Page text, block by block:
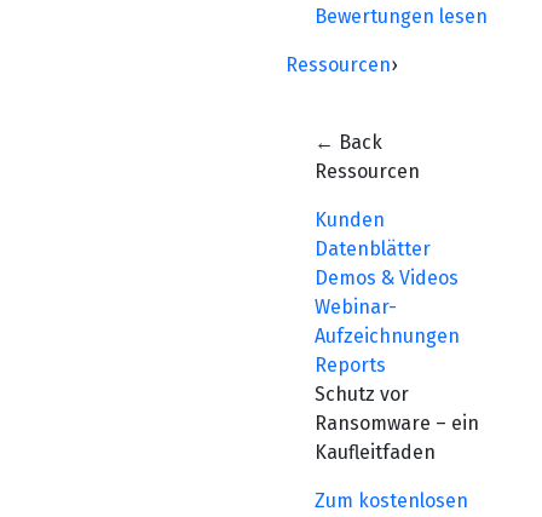
Bewertungen lesen
Ressourcen›
← Back
Ressourcen
Kunden
Datenblätter
Demos & Videos
Webinar-
Aufzeichnungen
Reports
Schutz vor
Ransomware – ein
Kaufleitfaden
Zum kostenlosen